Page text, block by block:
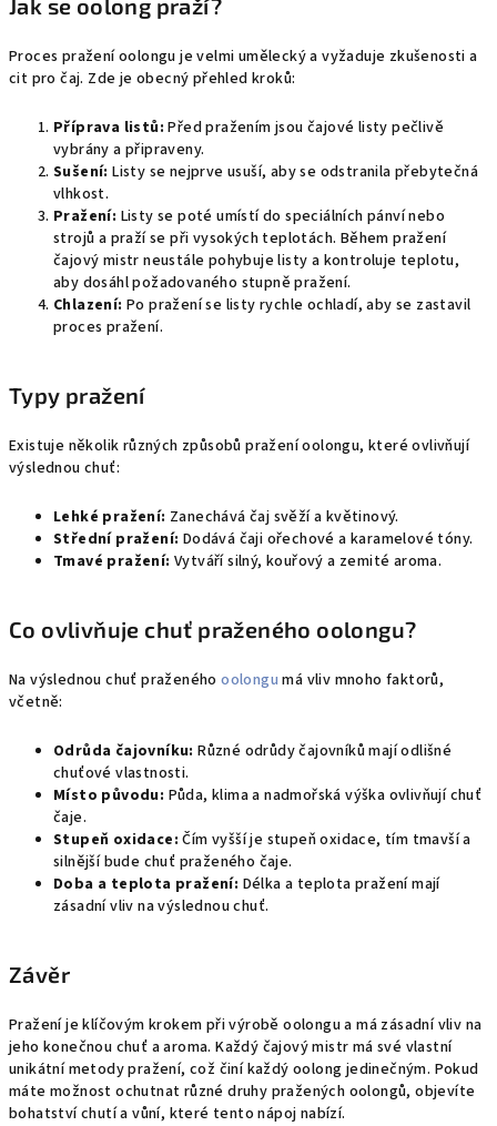
Jak se oolong praží?
Proces pražení oolongu je velmi umělecký a vyžaduje zkušenosti a
cit pro čaj. Zde je obecný přehled kroků:
Příprava listů: Před pražením jsou čajové listy pečlivě
vybrány a připraveny.
Sušení: Listy se nejprve usuší, aby se odstranila přebytečná
vlhkost.
Pražení: Listy se poté umístí do speciálních pánví nebo
strojů a praží se při vysokých teplotách. Během pražení
čajový mistr neustále pohybuje listy a kontroluje teplotu,
aby dosáhl požadovaného stupně pražení.
Chlazení: Po pražení se listy rychle ochladí, aby se zastavil
proces pražení.
Typy pražení
Existuje několik různých způsobů pražení oolongu, které ovlivňují
výslednou chuť:
Lehké pražení: Zanechává čaj svěží a květinový.
Střední pražení: Dodává čaji ořechové a karamelové tóny.
Tmavé pražení: Vytváří silný, kouřový a zemité aroma.
Co ovlivňuje chuť praženého oolongu?
Na výslednou chuť praženéhooolongu má vliv mnoho faktorů,
včetně:
Odrůda čajovníku: Různé odrůdy čajovníků mají odlišné
chuťové vlastnosti.
Místo původu: Půda, klima a nadmořská výška ovlivňují chuť
čaje.
Stupeň oxidace: Čím vyšší je stupeň oxidace, tím tmavší a
silnější bude chuť praženého čaje.
Doba a teplota pražení: Délka a teplota pražení mají
zásadní vliv na výslednou chuť.
Závěr
Pražení je klíčovým krokem při výrobě oolongu a má zásadní vliv na
jeho konečnou chuť a aroma. Každý čajový mistr má své vlastní
unikátní metody pražení, což činí každý oolong jedinečným. Pokud
máte možnost ochutnat různé druhy pražených oolongů, objevíte
bohatství chutí a vůní, které tento nápoj nabízí.